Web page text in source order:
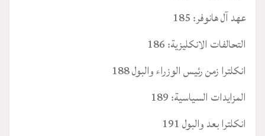
عهد آل هانوفر: 185
التحالفات الانكليزية: 186
انكلترا زمن رئيس الوزراء والبول 188
المزايدات السياسية: 189
انكلترا بعد والبول 191